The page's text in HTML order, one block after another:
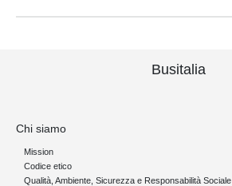
Busitalia
Chi siamo
Mission
Codice etico
Qualità, Ambiente, Sicurezza e Responsabilità Sociale